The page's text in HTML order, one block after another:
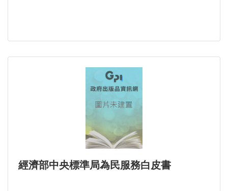
經濟部中央標準局為民服務白皮書